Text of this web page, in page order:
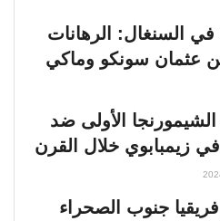
في السنغال: الرهانات
عثمان سونكو وماكي
الأولى ضد
في زيمبابوي خلال القرن
جنوب الصحراء